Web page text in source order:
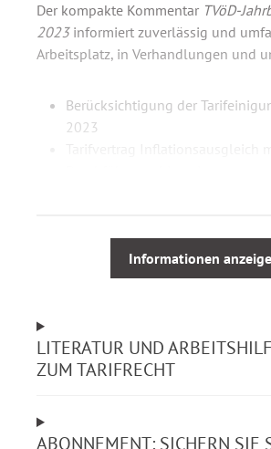
Der kompakte Kommentar TVöD-
2023informiert zuverlässig und
Arbeitsplatz, in Verhandlungen und
Berücksichtigung der
2023
öffentlichen Dienst
Überleitungstarifvertrages
Tariftexte der Besonderen Teile
Betreuungseinrichtungen,
Entgeltordnung (VKA) mit
und Ärzte an kommunalen
Informationen
LITERATUR UND
ZUM TARIFRECHT
ABONNEMENT: SICHERN SIE